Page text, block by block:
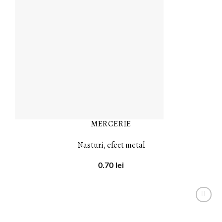
MERCERIE
Nasturi, efect metal
0.70 lei